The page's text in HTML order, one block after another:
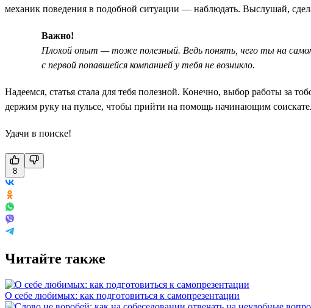
механик поведения в подобной ситуации — наблюдать. Выслушай,
Важно!
Плохой опыт — тоже полезный. Ведь понять, чего ты на
с первой попавшейся компанией у тебя не возникло.
Надеемся, статья стала для тебя полезной. Конечно, выбор работы за
держим руку на пульсе, чтобы прийти на помощь начинающим
Удачи в поиске!
8
Читайте также
О себе любимых: как подготовиться к самопрезентации